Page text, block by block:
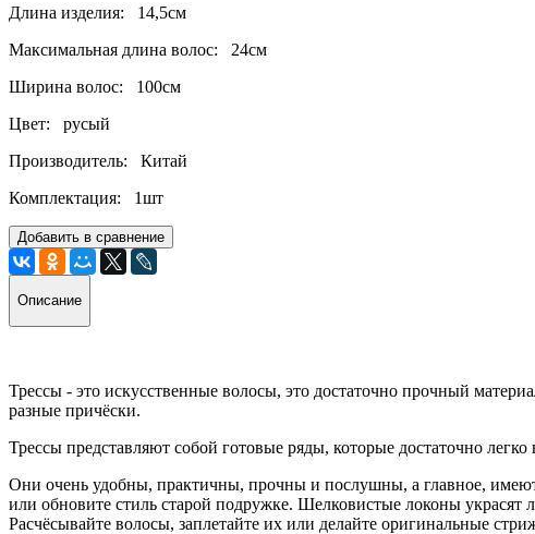
Длина изделия: 14,5см
Максимальная длина волос: 24см
Ширина волос: 100см
Цвет: русый
Производитель: Китай
Комплектация: 1шт
Добавить в сравнение
Описание
Трессы - это искусственные волосы, это достаточно прочный
разные причёски.
Трессы представляют собой готовые ряды, которые достаточно
Они очень удобны, практичны, прочны и послушны, а главное,
или обновите стиль старой подружке. Шелковистые локоны
Расчёсывайте волосы, заплетайте их или делайте оригинальные